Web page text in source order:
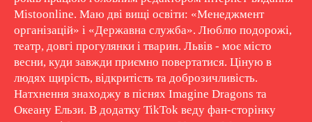
Mistoonline. Маю дві вищі освіти: «Менеджмент
організацій» і «Державна служба». Люблю подорожі,
театр, довгі прогулянки і тварин. Львів - моє місто
весни, куди завжди приємно повертатися. Ціную в
людях щирість, відкритість та доброзичливість.
Натхнення знаходжу в піснях Imagine Dragons та
Океану Ельзи. В додатку TikTok веду фан-сторінку